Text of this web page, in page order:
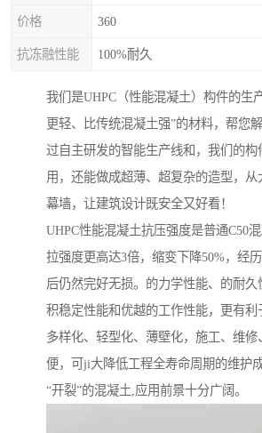
价格 360
抗冻融性能 100%耐久
我们是UHPC（性能混凝土）构件的生
更轻、比传统混凝土强”的材料，帮您
过自主研发的智能生产线和，我们的构
用，还能做成超薄、超复杂的造型，从
幕墙，让建筑设计既安全又好看！
UHPC性能混凝土抗压强度是普通C50
拉强度更高达3倍，缩变下降50%，经
后仍然完好无损。的力学性能、的耐久
积稳定性能和优越的工作性能，更有利
多样化、轻型化、薄壁化，施工、维修
便，可ji大降低工程全寿命周期的维护
“开裂”的混凝土,应用前景十分广阔。